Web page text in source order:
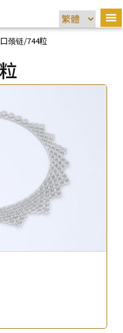
颈链/744粒